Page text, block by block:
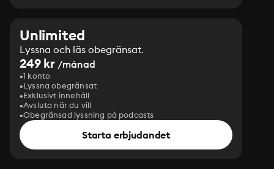
Unlimited
Lyssna och läs obegränsat.
249 kr /månad
1 konto
Lyssna obegränsat
Exklusivt innehåll
Avsluta när du vill
Obegränsad lyssning på podcasts
Starta erbjudandet